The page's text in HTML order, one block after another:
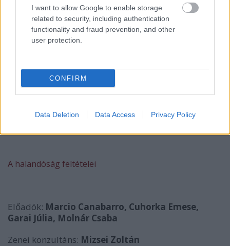
I want to allow Google to enable storage
related to security, including authentication
functionality and fraud prevention, and other
user protection.
CONFIRM
Data Deletion Data Access Privacy Policy
A HODWORKS bemutatja:
A halandóság feltételei
Előadók: Marcio Canabarro, Cuhorka Emese,
Garai Júlia, Molnár Csaba
Zenei konzultáns: Mizsei Zoltán